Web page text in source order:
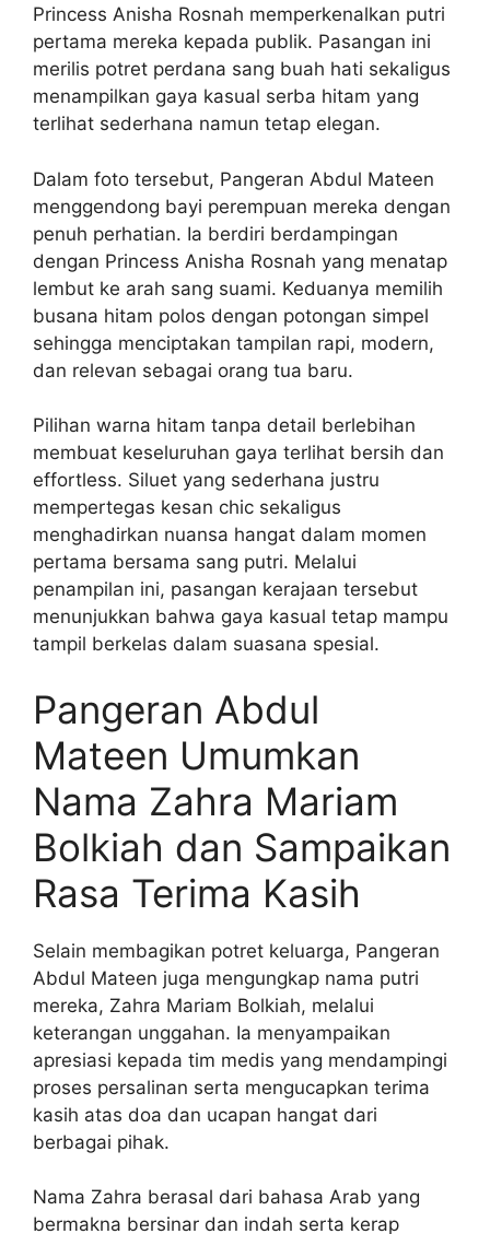
Princess Anisha Rosnah memperkenalkan putri
pertama mereka kepada publik. Pasangan ini
merilis potret perdana sang buah hati sekaligus
menampilkan gaya kasual serba hitam yang
terlihat sederhana namun tetap elegan.
Dalam foto tersebut, Pangeran Abdul Mateen
menggendong bayi perempuan mereka dengan
penuh perhatian. Ia berdiri berdampingan
dengan Princess Anisha Rosnah yang menatap
lembut ke arah sang suami. Keduanya memilih
busana hitam polos dengan potongan simpel
sehingga menciptakan tampilan rapi, modern,
dan relevan sebagai orang tua baru.
Pilihan warna hitam tanpa detail berlebihan
membuat keseluruhan gaya terlihat bersih dan
effortless. Siluet yang sederhana justru
mempertegas kesan chic sekaligus
menghadirkan nuansa hangat dalam momen
pertama bersama sang putri. Melalui
penampilan ini, pasangan kerajaan tersebut
menunjukkan bahwa gaya kasual tetap mampu
tampil berkelas dalam suasana spesial.
Pangeran Abdul
Mateen Umumkan
Nama Zahra Mariam
Bolkiah dan Sampaikan
Rasa Terima Kasih
Selain membagikan potret keluarga, Pangeran
Abdul Mateen juga mengungkap nama putri
mereka, Zahra Mariam Bolkiah, melalui
keterangan unggahan. Ia menyampaikan
apresiasi kepada tim medis yang mendampingi
proses persalinan serta mengucapkan terima
kasih atas doa dan ucapan hangat dari
berbagai pihak.
Nama Zahra berasal dari bahasa Arab yang
bermakna bersinar dan indah serta kerap